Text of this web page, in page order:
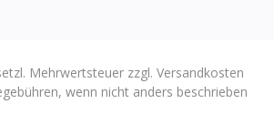
Mehrwertsteuer zzgl. Versandkosten
wenn nicht anders beschrieben